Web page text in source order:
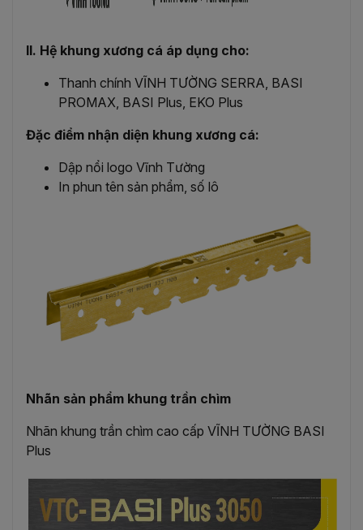
II. Hệ khung xương cá áp dụng cho:
Thanh chính VĨNH TƯỜNG SERRA, BASI
PROMAX, BASI Plus, EKO Plus
Đặc điểm nhận diện khung xương cá:
Dập nổi logo Vĩnh Tường
In phun tên sản phẩm, số lô
Nhãn sản phẩm khung trần chìm
Nhãn khung trần chìm cao cấp VĨNH TƯỜNG BASI
Plus